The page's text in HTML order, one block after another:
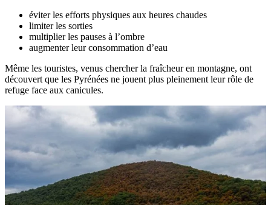
éviter les efforts physiques aux heures chaudes
limiter les sorties
multiplier les pauses à l’ombre
augmenter leur consommation d’eau
Même les touristes, venus chercher la fraîcheur en montagne, ont
découvert que les Pyrénées ne jouent plus pleinement leur rôle de
refuge face aux canicules.